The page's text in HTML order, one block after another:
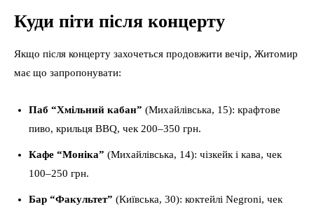
Куди піти після концерту
Якщо після концерту захочеться продовжити вечір, Житомир
має що запропонувати:
Паб “Хмільний кабан” (Михайлівська, 15): крафтове
пиво, крильця BBQ, чек 200–350 грн.
Кафе “Моніка” (Михайлівська, 14): чізкейк і кава, чек
100–250 грн.
Бар “Факультет” (Київська, 30): коктейлі Negroni, чек